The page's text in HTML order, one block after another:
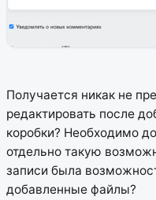
Получается никак не
редактировать после
коробки? Необходимо
отдельно такую
записи была
добавленные файлы?